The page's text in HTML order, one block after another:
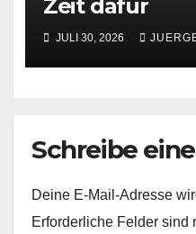
Zeit dafür
JULI 30, 2026
Schreibe
Deine E-Mail-Adresse
Erforderliche Felder sind